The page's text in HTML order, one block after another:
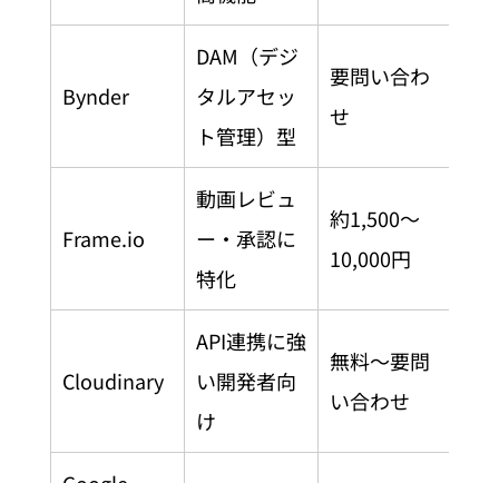
Bynder
DAM（デジ
タルアセッ
ト管理）型
要問い合わ
せ
Frame.io
動画レビュ
ー・承認に
特化
約1,500〜
10,000円
Cloudinary
API連携に強
い開発者向
け
無料〜要問
い合わせ